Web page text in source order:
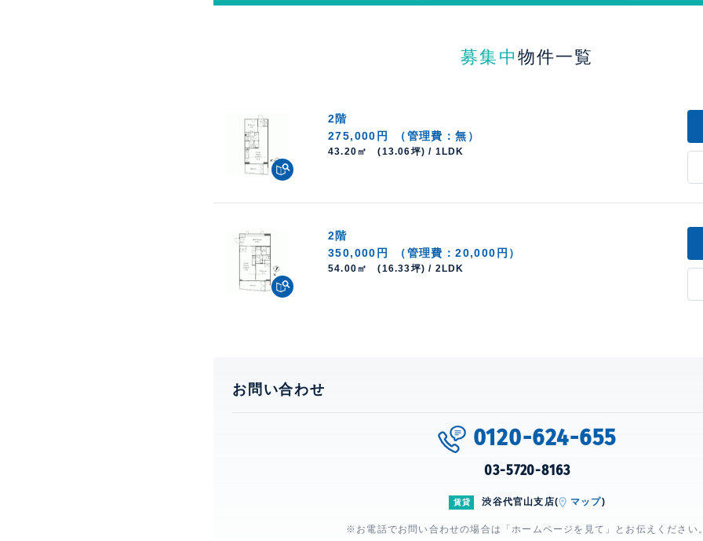
募集中 物件一覧
2階
275,000円
（管理費：無）
43.20㎡ (13.06坪) / 1LDK
2階
350,000円
（管理費：20,000円）
54.00㎡ (16.33坪) / 2LDK
お問い合わせ
0120-624-655
03-5720-8163
賃貸 渋谷代官山支店( マップ)
※お電話でお問い合わせの場合は「ホームページを見て」とお伝えください